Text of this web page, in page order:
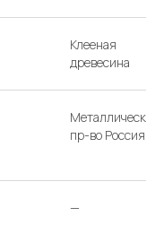
Клееная
древесина
Металлическая
пр-во Россия
—